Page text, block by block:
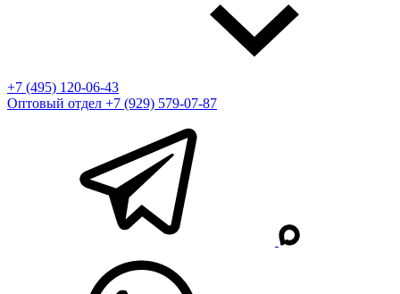
+7 (495) 120-06-43
Оптовый отдел +7 (929) 579-07-87